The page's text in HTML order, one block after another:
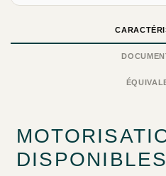
DISPONIBLES